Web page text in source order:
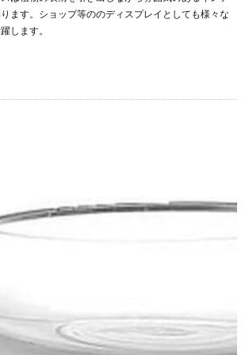
ます。ショップ等ののディスプレイとしても様々な
します。